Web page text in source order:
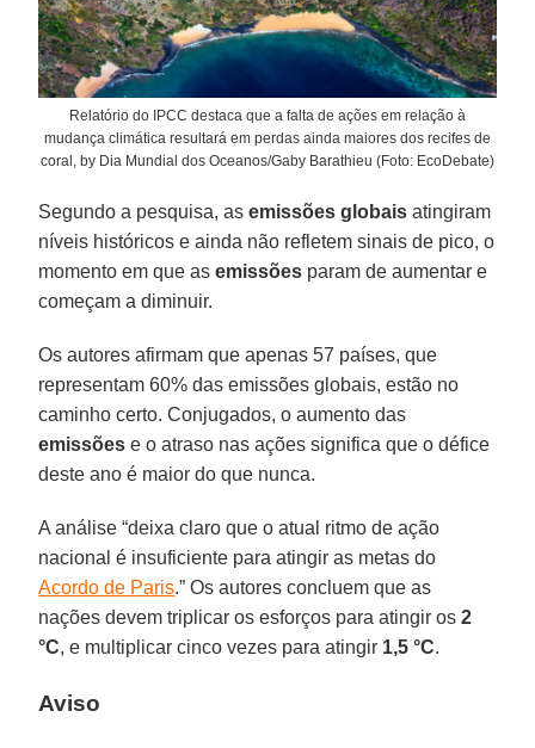
Relatório do IPCC destaca que a falta de ações em relação à
mudança climática resultará em perdas ainda maiores dos recifes de
coral, by Dia Mundial dos Oceanos/Gaby Barathieu (Foto: EcoDebate)
Segundo a pesquisa, asemissões globais atingiram
níveis históricos e ainda não refletem sinais de pico, o
momento em que asemissões param de aumentar e
começam a diminuir.
Os autores afirmam que apenas 57 países, que
representam 60% das emissões globais, estão no
caminho certo. Conjugados, o aumento das
emissões e o atraso nas ações significa que o défice
deste ano é maior do que nunca.
A análise “deixa claro que o atual ritmo de ação
nacional é insuficiente para atingir as metas do
Acordo de Paris.” Os autores concluem que as
nações devem triplicar os esforços para atingir os2
°C, e multiplicar cinco vezes para atingir 1,5 °C.
Aviso